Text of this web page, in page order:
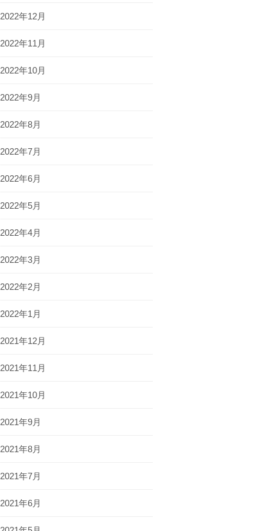
2022年12月
2022年11月
2022年10月
2022年9月
2022年8月
2022年7月
2022年6月
2022年5月
2022年4月
2022年3月
2022年2月
2022年1月
2021年12月
2021年11月
2021年10月
2021年9月
2021年8月
2021年7月
2021年6月